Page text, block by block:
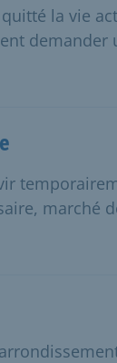
la vie
demander
marché